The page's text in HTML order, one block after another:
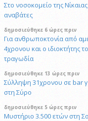
Στο νοσοκομείο της
αναβάτες
δημοσιεύθηκε 6 ώρες πριν
Για ανθρωποκτονία από
4χρονου και ο ιδιοκτήτης
τραγωδία
δημοσιεύθηκε 13 ώρες πριν
Σύλληψη 31χρονου σε bar
στη Σύρο
δημοσιεύθηκε 5 ώρες πριν
Μυστήριο 3.500 ετών στη